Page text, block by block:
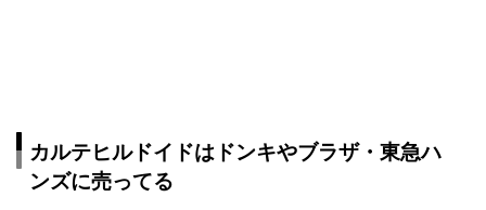
カルテヒルドイドはドンキやブラザ・東急ハ
ンズに売ってる